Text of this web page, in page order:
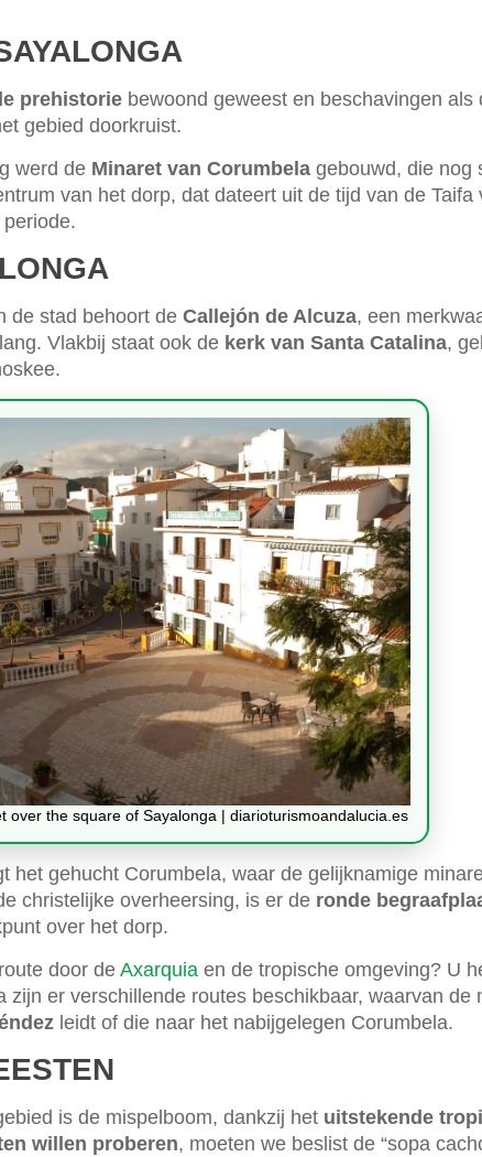
prehistorie bewoond geweest en beschavingen als
gebied doorkruist.
werd de Minaret van Corumbela gebouwd, die nog
van het dorp, dat dateert uit de tijd van de Taifa
de stad behoort de Callejón de Alcuza, een
Vlakbij staat ook de kerk van Santa Catalina,
over the square of Sayalonga | diarioturismoandalucia.es
het gehucht Corumbela, waar de gelijknamige
christelijke overheersing, is er de ronde
over het dorp.
door deAxarquia en de tropische omgeving? U
zijn er verschillende routes beschikbaar, waarvan de
leidt of die naar het nabijgelegen Corumbela.
is de mispelboom, dankzij het uitstekende
willen proberen, moeten we beslist de “sopa